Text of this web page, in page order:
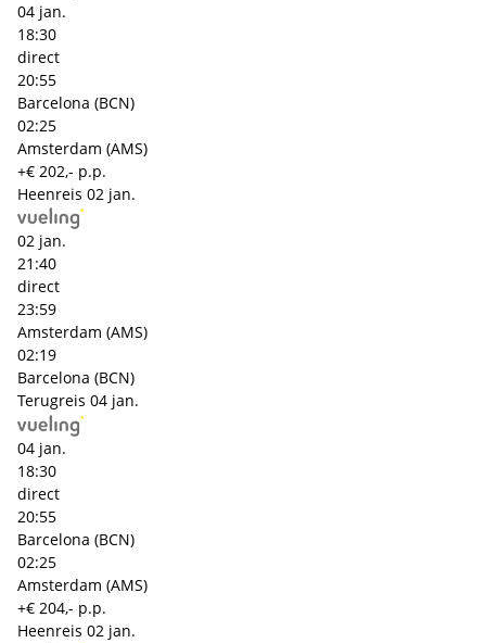
04 jan.
18:30
direct
20:55
Barcelona (BCN)
02:25
Amsterdam (AMS)
+€ 202,- p.p.
Heenreis 02 jan.
02 jan.
21:40
direct
23:59
Amsterdam (AMS)
02:19
Barcelona (BCN)
Terugreis 04 jan.
04 jan.
18:30
direct
20:55
Barcelona (BCN)
02:25
Amsterdam (AMS)
+€ 204,- p.p.
Heenreis 02 jan.